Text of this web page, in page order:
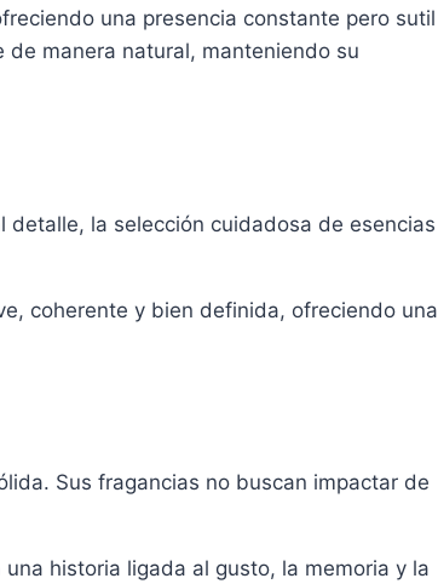
una presencia constante pero sutil
manera natural, manteniendo su
la selección cuidadosa de esencias
coherente y bien definida, ofreciendo una
Sus fragancias no buscan impactar de
historia ligada al gusto, la memoria y la